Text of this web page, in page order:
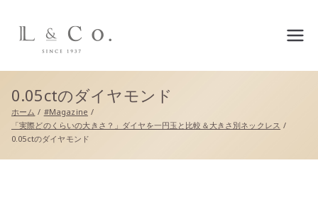
L&co.（エルアンドコー）公
0.05ctのダイヤモンド
ホーム
#Magazine
「実際どのくらいの大きさ？」ダイヤを一円玉と比較＆大きさ別ネックレス
0.05ctのダイヤモンド